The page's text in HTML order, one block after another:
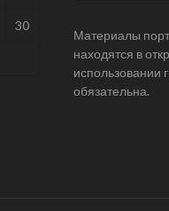
30
Материалы
находятся в
использовании
обязательна.